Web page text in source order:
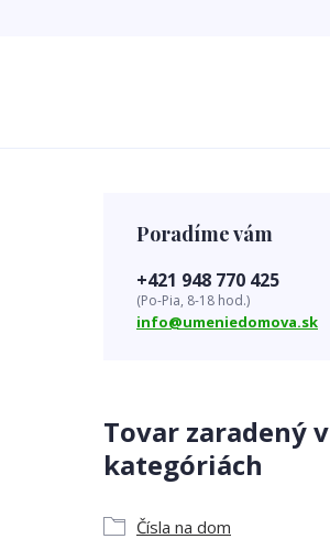
Tovar zaradený v
kategóriách
Čísla na dom
Poradíme vám
+421 948 770 425
(Po-Pia, 8-18 hod.)
info@umeniedomova.sk